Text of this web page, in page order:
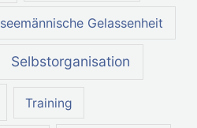
seemännische Gelassenheit
Selbstorganisation
Training